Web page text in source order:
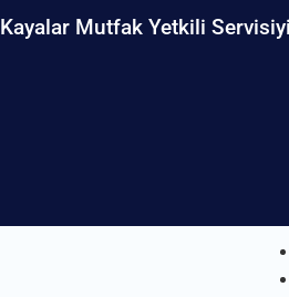
Kayalar Mutfak Yetkili